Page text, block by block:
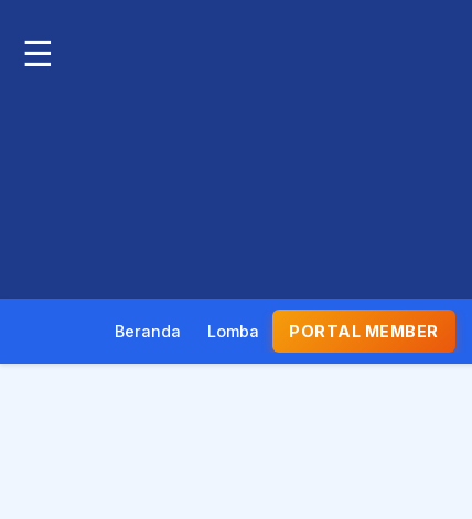
☰
Beranda Lomba PORTAL MEMBER